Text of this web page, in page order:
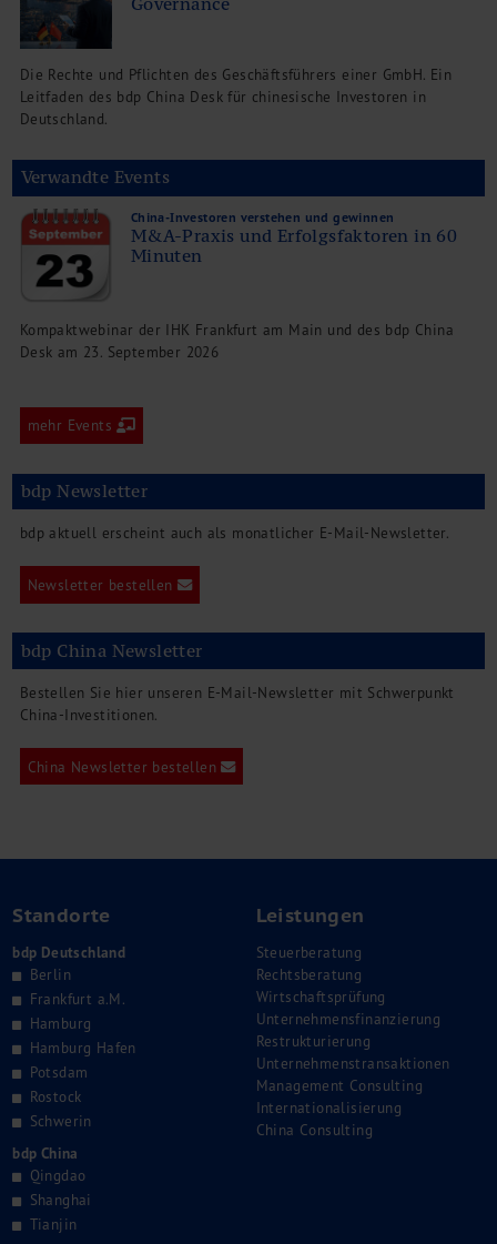
Die Rechte und Pflichten des Geschäftsführers einer GmbH. Ein
Leitfaden des bdp China Desk für chinesische Investoren in
Deutschland.
Verwandte Events
China-Investoren verstehen und gewinnen
M&A-Praxis und Erfolgsfaktoren in 60
Minuten
Kompaktwebinar der IHK Frankfurt am Main und des bdp China
Desk am 23. September 2026
mehr Events
bdp Newsletter
bdp aktuell erscheint auch als monatlicher E-Mail-Newsletter.
Newsletter bestellen
bdp China Newsletter
Bestellen Sie hier unseren E-Mail-Newsletter mit Schwerpunkt
China-Investitionen.
China Newsletter bestellen
Standorte
bdp Deutschland
Berlin
Frankfurt a.M.
Hamburg
Hamburg Hafen
Potsdam
Rostock
Schwerin
bdp China
Qingdao
Shanghai
Tianjin
Leistungen
Steuerberatung
Rechtsberatung
Wirtschaftsprüfung
Unternehmensfinanzierung
Restrukturierung
Unternehmenstransaktionen
Management Consulting
Internationalisierung
China Consulting